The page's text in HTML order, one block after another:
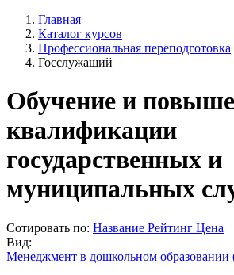
Главная
Каталог курсов
Профессиональная переподготовка
Госслужащий
Обучение и
квалификации
государственных и
муниципальных
Сотировать по: Название Рейтинг Цена
Вид:
Менеджмент в дошкольном